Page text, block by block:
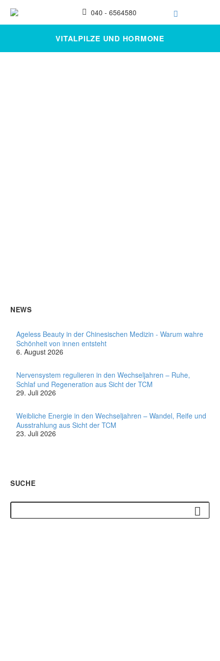
040 - 6564580
VITALPILZE UND HORMONE
NEWS
Ageless Beauty in der Chinesischen Medizin - Warum wahre
Schönheit von innen entsteht
6. August 2026
Nervensystem regulieren in den Wechseljahren – Ruhe,
Schlaf und Regeneration aus Sicht der TCM
29. Juli 2026
Weibliche Energie in den Wechseljahren – Wandel, Reife und
Ausstrahlung aus Sicht der TCM
23. Juli 2026
SUCHE